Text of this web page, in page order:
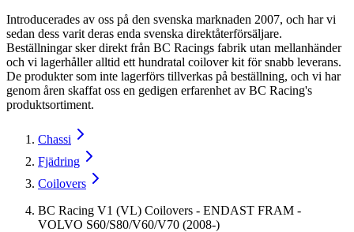
Introducerades av oss på den svenska marknaden 2007, och har vi
sedan dess varit deras enda svenska direktåterförsäljare.
Beställningar sker direkt från BC Racings fabrik utan mellanhänder
och vi lagerhåller alltid ett hundratal coilover kit för snabb leverans.
De produkter som inte lagerförs tillverkas på beställning, och vi har
genom åren skaffat oss en gedigen erfarenhet av BC Racing's
produktsortiment.
Chassi
Fjädring
Coilovers
BC Racing V1 (VL) Coilovers - ENDAST FRAM -
VOLVO S60/S80/V60/V70 (2008-)